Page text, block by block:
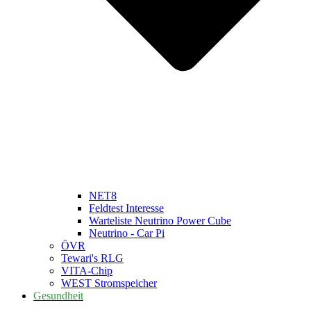
NET8
Feldtest Interesse
Warteliste Neutrino Power Cube
Neutrino - Car Pi
ÖVR
Tewari's RLG
VITA-Chip
WEST Stromspeicher
Gesundheit